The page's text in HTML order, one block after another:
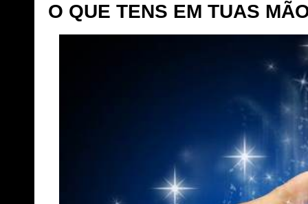
O QUE TENS EM TUAS